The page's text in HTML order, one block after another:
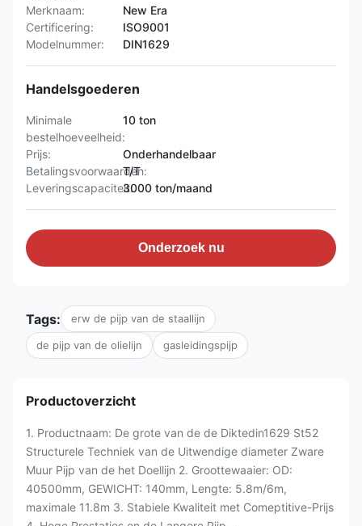
Merknaam:
New Era
Certificering:
ISO9001
Modelnummer:
DIN1629
Handelsgoederen
Minimale
bestelhoeveelheid:
10 ton
Prijs:
Onderhandelbaar
Betalingsvoorwaarden:
T/T
Leveringscapaciteit:3000 ton/maand
Onderzoek nu
Tags: erw de pijp van de staallijn
de pijp van de olielijn gasleidingspijp
Productoverzicht
1. Productnaam: De grote van de de Diktedin1629 St52
Structurele Techniek van de Uitwendige diameter Zware
Muur Pijp van de het Doellijn 2. Groottewaaier: OD:
40500mm, GEWICHT: 140mm, Lengte: 5.8m/6m,
maximale 11.8m 3. Stabiele Kwaliteit met Comeptitive-Prijs